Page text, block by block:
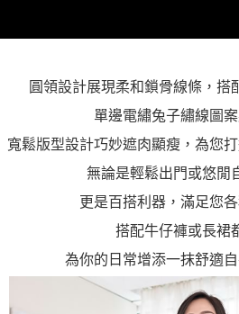
圓領設計展現柔和鎖骨線條，搭
單邊電繡兔子繡線圖案
寬鬆版型設計巧妙遮肉顯瘦，為您
無論是輕鬆出門或悠閒
更是百搭利器，滿足您
搭配牛仔褲或長裙
為你的日常增添一抹舒適